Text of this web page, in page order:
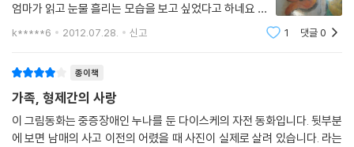
엄마가 읽고 눈물 흘리는 모습을 보고 싶었다고 하네요 너
무 슬픈 책이라고 솔직히 슬프다 못해 아픕니다 첫장면부
k*****6 2012.07.28. 신고 1 댓글0
종이책
가족, 형제간의 사랑
이 그림동화는 중증장애인 누나를 둔 다이스케의 자전 동화입니다. 뒷부분
에 보면 남매의 사고 이전의 어렸을 때 사진이 실제로 살려 있습니다. 라는